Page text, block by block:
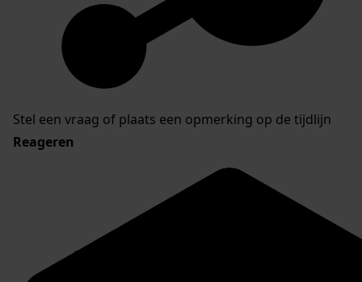
Stel een vraag of plaats een opmerking op de tijdlijn
Reageren